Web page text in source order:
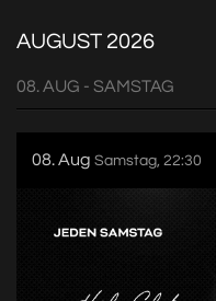
AUGUST 2026
08. AUG - SAMSTAG
08. Aug Samstag, 22:30